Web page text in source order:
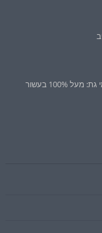
עלייה חדה במחירי הדירות בכרמי גת: מעל 100% בעשור